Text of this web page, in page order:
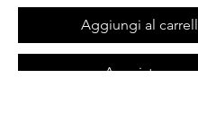
Aggiungi al
Acquista ora